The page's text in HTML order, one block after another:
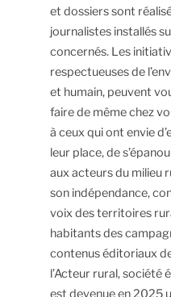
et dossiers sont
journalistes installés
concernés. Les
respectueuses de
et humain, peuvent
faire de même chez
à ceux qui ont envie
leur place, de
aux acteurs du milieu
son indépendance,
voix des territoires
habitants des
contenus éditoriaux
l’Acteur rural, société
est devenue en 2025